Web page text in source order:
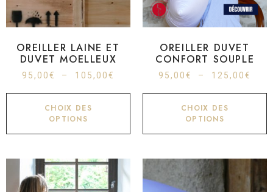
OREILLER LAINE ET
DUVET MOELLEUX
95,00€ – 105,00€
CHOIX DES
OPTIONS
OREILLER DUVET
CONFORT SOUPLE
95,00€ – 125,00€
CHOIX DES
OPTIONS